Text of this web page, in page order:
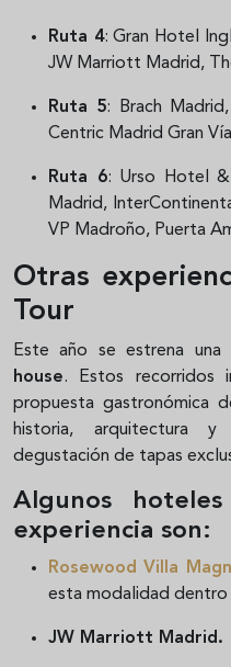
Ruta 4: Gran Hotel
JW Marriott Madrid,
Ruta 5: Brach
Centric Madrid Gran
Ruta 6: Urso Hotel &
Madrid,
VP Madroño, Puerta
Otras
Tour
Este año se estrena una
house. Estos recorridos
propuesta gastronómica
historia, arquitectura
degustación de tapas
Algunos
experiencia son:
Rosewood Villa
esta modalidad
JW Marriott Madrid.